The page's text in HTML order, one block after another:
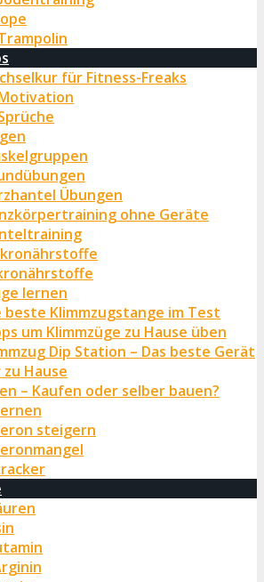
für Fitness-Freaks
Übungen
ohne Geräte
lernen
beste Klimmzugstange im Test
um Klimmzüge zu Hause üben
Dip Station – Das beste Gerät
Hause
– Kaufen oder selber bauen?
steigern